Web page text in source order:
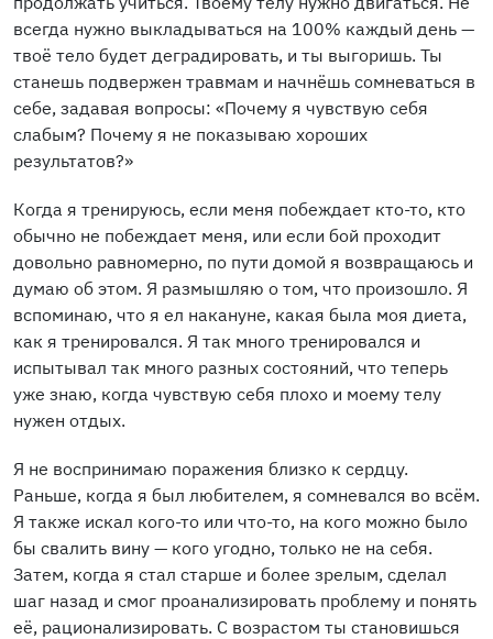
всегда нужно выкладываться на 100% каждый день —
твоё тело будет деградировать, и ты выгоришь. Ты
станешь подвержен травмам и начнёшь сомневаться в
себе, задавая вопросы: «Почему я чувствую себя
слабым? Почему я не показываю хороших
результатов?»
Когда я тренируюсь, если меня побеждает кто-то, кто
обычно не побеждает меня, или если бой проходит
довольно равномерно, по пути домой я возвращаюсь и
думаю об этом. Я размышляю о том, что произошло. Я
вспоминаю, что я ел накануне, какая была моя диета,
как я тренировался. Я так много тренировался и
испытывал так много разных состояний, что теперь
уже знаю, когда чувствую себя плохо и моему телу
нужен отдых.
Я не воспринимаю поражения близко к сердцу.
Раньше, когда я был любителем, я сомневался во всём.
Я также искал кого-то или что-то, на кого можно было
бы свалить вину — кого угодно, только не на себя.
Затем, когда я стал старше и более зрелым, сделал
шаг назад и смог проанализировать проблему и понять
её, рационализировать. С возрастом ты становишься